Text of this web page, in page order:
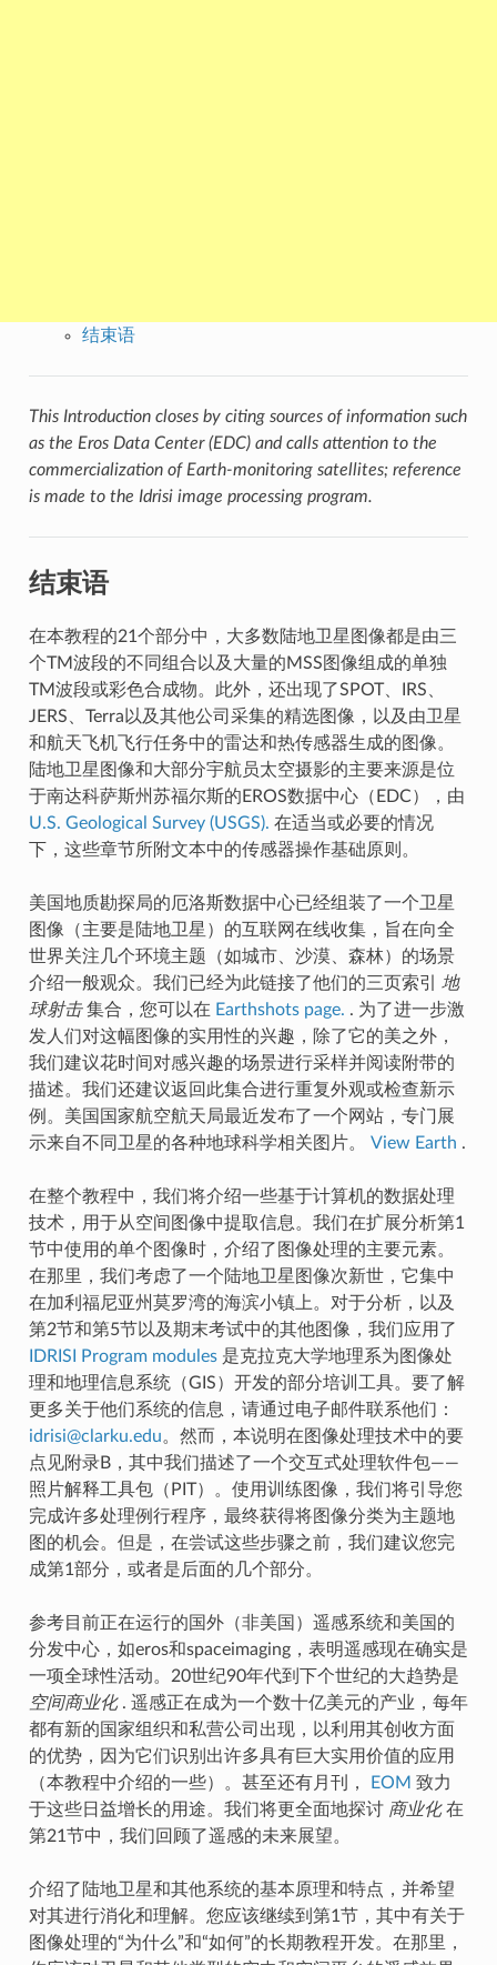
结束语
This Introduction closes by citing sources of information such
as the Eros Data Center (EDC) and calls attention to the
commercialization of Earth-monitoring satellites; reference
is made to the Idrisi image processing program.
结束语
在本教程的21个部分中，大多数陆地卫星图像都是由三
个TM波段的不同组合以及大量的MSS图像组成的单独
TM波段或彩色合成物。此外，还出现了SPOT、IRS、
JERS、Terra以及其他公司采集的精选图像，以及由卫星
和航天飞机飞行任务中的雷达和热传感器生成的图像。
陆地卫星图像和大部分宇航员太空摄影的主要来源是位
于南达科萨斯州苏福尔斯的EROS数据中心（EDC），由
U.S. Geological Survey (USGS). 在适当或必要的情况
下，这些章节所附文本中的传感器操作基础原则。
美国地质勘探局的厄洛斯数据中心已经组装了一个卫星
图像（主要是陆地卫星）的互联网在线收集，旨在向全
世界关注几个环境主题（如城市、沙漠、森林）的场景
介绍一般观众。我们已经为此链接了他们的三页索引 地
球射击集合，您可以在 Earthshots page. . 为了进一步激
发人们对这幅图像的实用性的兴趣，除了它的美之外，
我们建议花时间对感兴趣的场景进行采样并阅读附带的
描述。我们还建议返回此集合进行重复外观或检查新示
例。美国国家航空航天局最近发布了一个网站，专门展
示来自不同卫星的各种地球科学相关图片。 View Earth .
在整个教程中，我们将介绍一些基于计算机的数据处理
技术，用于从空间图像中提取信息。我们在扩展分析第1
节中使用的单个图像时，介绍了图像处理的主要元素。
在那里，我们考虑了一个陆地卫星图像次新世，它集中
在加利福尼亚州莫罗湾的海滨小镇上。对于分析，以及
第2节和第5节以及期末考试中的其他图像，我们应用了
IDRISI Program modules是克拉克大学地理系为图像处
理和地理信息系统（GIS）开发的部分培训工具。要了解
更多关于他们系统的信息，请通过电子邮件联系他们：
idrisi@clarku.edu。然而，本说明在图像处理技术中的要
点见附录B，其中我们描述了一个交互式处理软件包——
照片解释工具包（PIT）。使用训练图像，我们将引导您
完成许多处理例行程序，最终获得将图像分类为主题地
图的机会。但是，在尝试这些步骤之前，我们建议您完
成第1部分，或者是后面的几个部分。
参考目前正在运行的国外（非美国）遥感系统和美国的
分发中心，如eros和spaceimaging，表明遥感现在确实是
一项全球性活动。20世纪90年代到下个世纪的大趋势是
空间商业化. 遥感正在成为一个数十亿美元的产业，每年
都有新的国家组织和私营公司出现，以利用其创收方面
的优势，因为它们识别出许多具有巨大实用价值的应用
（本教程中介绍的一些）。甚至还有月刊，
EOM 致力
于这些日益增长的用途。我们将更全面地探讨 商业化在
第21节中，我们回顾了遥感的未来展望。
介绍了陆地卫星和其他系统的基本原理和特点，并希望
对其进行消化和理解。您应该继续到第1节，其中有关于
图像处理的“为什么”和“如何”的长期教程开发。在那里，